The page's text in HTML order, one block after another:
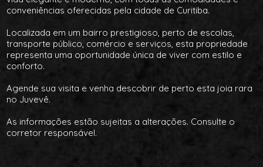
conveniências oferecidas pela cidade de Curitiba.
Localizada em um bairro prestigioso, perto de escolas,
transporte público, comércio e serviços, esta propriedade
representa uma oportunidade única de viver com estilo e
conforto.
Agende sua visita e venha descobrir de perto esta joia rara
no Juvevê.
As informações estão sujeitas a alterações. Consulte o
corretor responsável.